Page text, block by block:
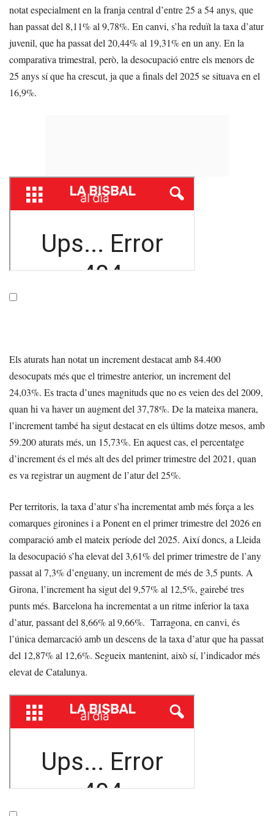
notat especialment en la franja central d’entre 25 a 54 anys, que
han passat del 8,11% al 9,78%. En canvi, s’ha reduït la taxa d’atur
juvenil, que ha passat del 20,44% al 19,31% en un any. En la
comparativa trimestral, però, la desocupació entre els menors de
25 anys sí que ha crescut, ja que a finals del 2025 se situava en el
16,9%.
Els aturats han notat un increment destacat amb 84.400
desocupats més que el trimestre anterior, un increment del
24,03%. Es tracta d’unes magnituds que no es veien des del 2009,
quan hi va haver un augment del 37,78%. De la mateixa manera,
l’increment també ha sigut destacat en els últims dotze mesos, amb
59.200 aturats més, un 15,73%. En aquest cas, el percentatge
d’increment és el més alt des del primer trimestre del 2021, quan
es va registrar un augment de l’atur del 25%.
Per territoris, la taxa d’atur s’ha incrementat amb més força a les
comarques gironines i a Ponent en el primer trimestre del 2026 en
comparació amb el mateix període del 2025. Així doncs, a Lleida
la desocupació s’ha elevat del 3,61% del primer trimestre de l’any
passat al 7,3% d’enguany, un increment de més de 3,5 punts. A
Girona, l’increment ha sigut del 9,57% al 12,5%, gairebé tres
punts més. Barcelona ha incrementat a un ritme inferior la taxa
d’atur, passant del 8,66% al 9,66%. Tarragona, en canvi, és
l’única demarcació amb un descens de la taxa d’atur que ha passat
del 12,87% al 12,6%. Segueix mantenint, això sí, l’indicador més
elevat de Catalunya.